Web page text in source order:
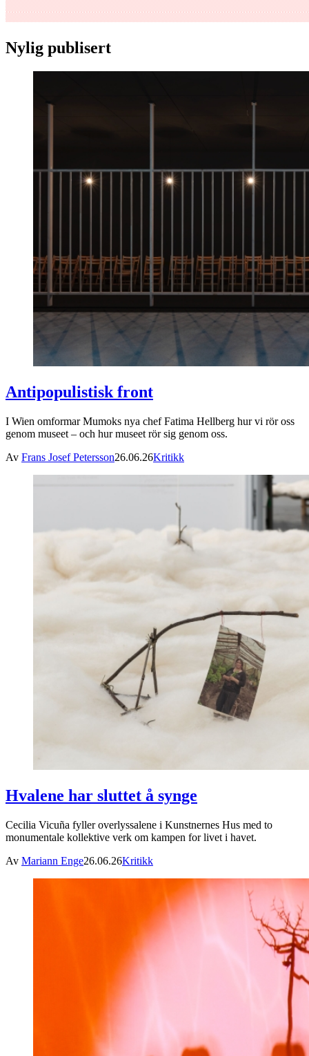
Nylig publisert
Antipopulistisk front
I Wien omformar Mumoks nya chef Fatima Hellberg hur vi rör oss
genom museet – och hur museet rör sig genom oss.
Av Frans Josef Petersson26.06.26Kritikk
Hvalene har sluttet å synge
Cecilia Vicuña fyller overlyssalene i Kunstnernes Hus med to
monumentale kollektive verk om kampen for livet i havet.
Av Mariann Enge26.06.26Kritikk